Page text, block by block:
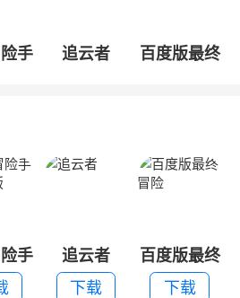
手
追云者
百度版最终
手
版
追云者
下载
百度版最终
冒险
下载